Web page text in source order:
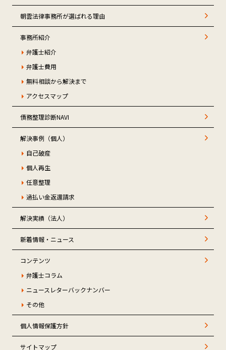
朝雲法律事務所が選ばれる理由
事務所紹介
弁護士紹介
弁護士費用
無料相談から解決まで
アクセスマップ
債務整理診断NAVI
解決事例（個人）
自己破産
個人再生
任意整理
過払い金返還請求
解決実績（法人）
新着情報・ニュース
コンテンツ
弁護士コラム
ニュースレターバックナンバー
その他
個人情報保護方針
サイトマップ